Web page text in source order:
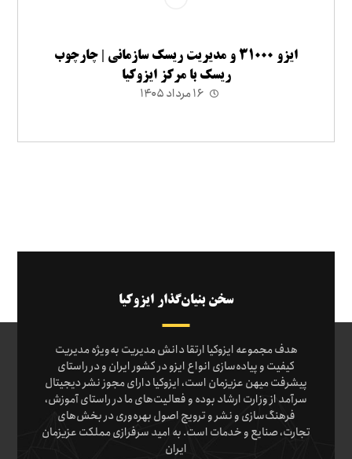
ایزو ۳۱۰۰۰ و مدیریت ریسک سازمانی | چارچوب
ریسک با مرکز ایزوکیا
۱۶ مرداد ۱۴۰۵
سخن بنیان‌گذار ایزوکیا
هدف مجموعه ایزوکیا ارتقا دانش مدیریت به‌ویژه مدیریت
کیفیت و پیاده‌سازی انواع ایزو در کشور ایران و در راستای
پیشرفت میهن عزیزمان است، ایزوکیا دارای مجوز نشر دیجیتال
سرآمد از وزارت ارشاد بوده و فعالیت‌های ما در راستای آموزش،
فرهنگ‌سازی و نشر و ترویج اصول بهره‌وری در بخش‌های
تجارت، صنایع و خدمات است. به امید سرفرازی مملکت عزیزمان
ایران